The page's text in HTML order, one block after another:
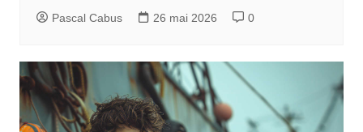
Pascal Cabus 26 mai 2026 0